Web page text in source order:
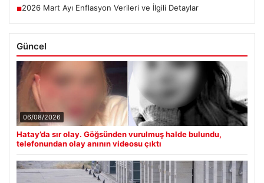
■2026 Mart Ayı Enflasyon Verileri ve İlgili Detaylar
Güncel
06/08/2026
Hatay’da sır olay. Göğsünden vurulmuş halde bulundu,
telefonundan olay anının videosu çıktı